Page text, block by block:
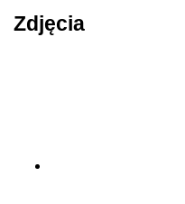
Zdjęcia